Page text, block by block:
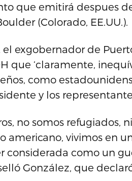
que emitirá despues
(Colorado, EE.UU.).
el exgobernador de
que ‘claramente,
como
y los
no somos refugiados,
americano, vivimos en
considerada como un
González, que